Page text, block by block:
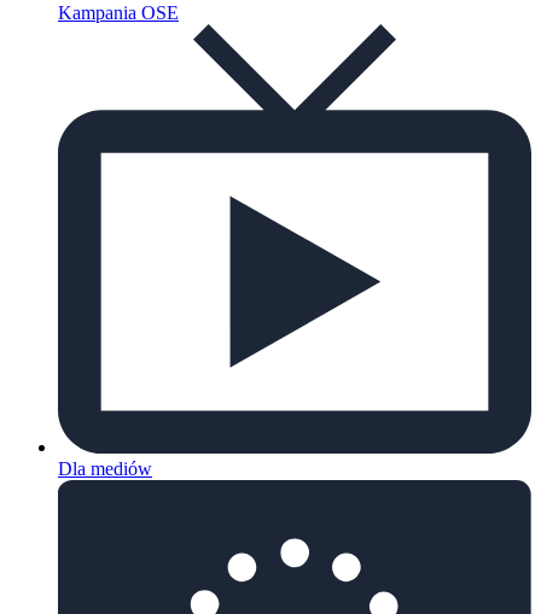
Kampania OSE
Dla mediów